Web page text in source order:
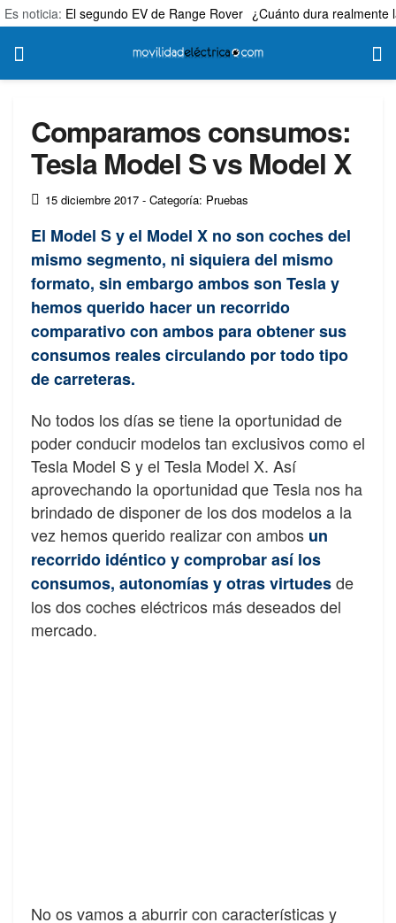
Es noticia: El segundo EV de Range Rover ¿Cuánto dura realmente
Comparamos consumos:
Tesla Model S vs Model X
15 diciembre 2017 - Categoría: Pruebas
El Model S y el Model X no son coches del
mismo segmento, ni siquiera del mismo
formato, sin embargo ambos son Tesla y
hemos querido hacer un recorrido
comparativo con ambos para obtener sus
consumos reales circulando por todo tipo
de carreteras.
No todos los días se tiene la oportunidad de
poder conducir modelos tan exclusivos como el
Tesla Model S y el Tesla Model X. Así
aprovechando la oportunidad que Tesla nos ha
brindado de disponer de los dos modelos a la
vez hemos querido realizar con ambos un
recorrido idéntico y comprobar así los
consumos, autonomías y otras virtudesde
los dos coches eléctricos más deseados del
mercado.
No os vamos a aburrir con características y